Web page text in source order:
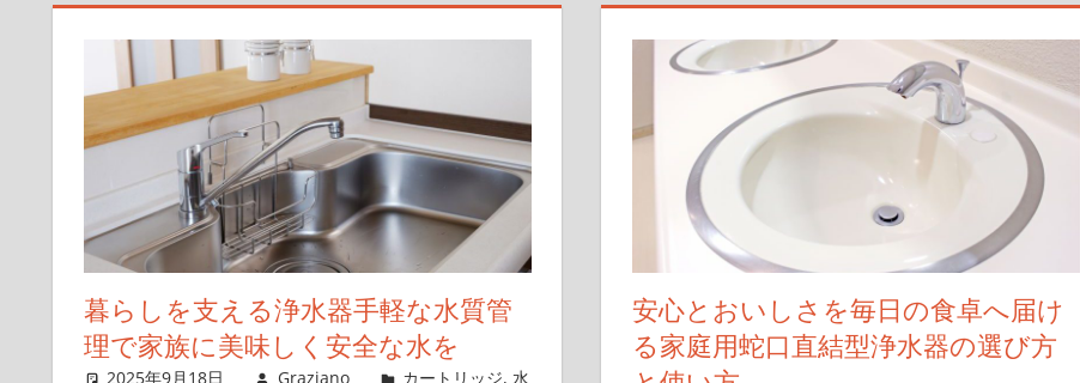
暮らしを支える浄水器手軽な水質管
理で家族に美味しく安全な水を
2025年9月18日 Graziano カートリッジ,水
安心とおいしさを毎日の食卓へ届け
る家庭用蛇口直結型浄水器の選び方